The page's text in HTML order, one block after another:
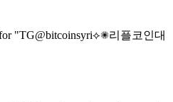
for "TG@bitcoinsyri⟡✺리플코인대